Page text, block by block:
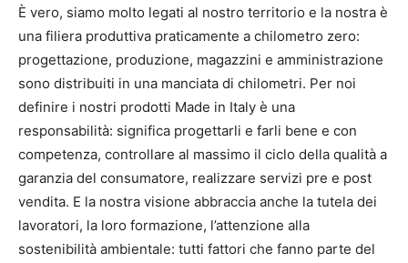
È vero, siamo molto legati al nostro territorio e la nostra è
una filiera produttiva praticamente a chilometro zero:
progettazione, produzione, magazzini e amministrazione
sono distribuiti in una manciata di chilometri. Per noi
definire i nostri prodotti Made in Italy è una
responsabilità: significa progettarli e farli bene e con
competenza, controllare al massimo il ciclo della qualità a
garanzia del consumatore, realizzare servizi pre e post
vendita. E la nostra visione abbraccia anche la tutela dei
lavoratori, la loro formazione, l’attenzione alla
sostenibilità ambientale: tutti fattori che fanno parte del